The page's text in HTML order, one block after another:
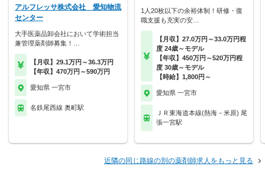
アルフレッサ株式会社 愛知物流
センター
大手医薬品卸会社において学術担当
兼管理薬剤師募集！…
【月収】29.1万円～36.3万円
【年収】470万円～590万円
愛知県 一宮市
名鉄尾西線 奥町駅
1人20枚以下の余裕体制！研修・復
職支援も充実の安…
【月収】27.0万円～33.0万円程
度 24歳～モデル
【年収】450万円～520万円程
度 30歳～モデル
【時給】1,800円～
愛知県 一宮市
ＪＲ東海道本線(熱海－米原) 尾
張一宮駅
近隣の同じ路線の別の薬剤師求人をもっと見る